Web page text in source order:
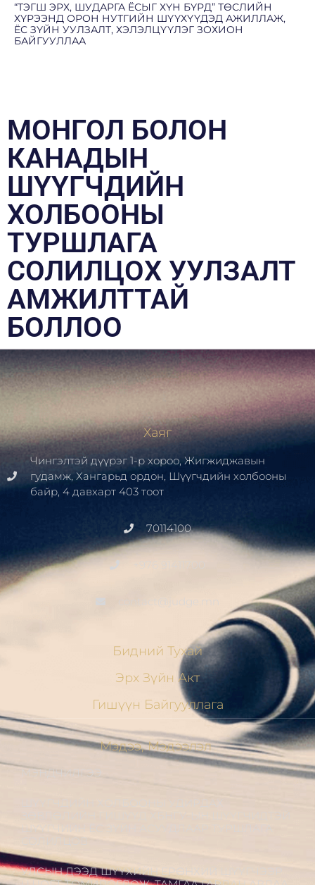
“ТЭГШ ЭРХ, ШУДАРГА ЁСЫГ ХҮН БҮРД” ТӨСЛИЙН
ХҮРЭЭНД ОРОН НУТГИЙН ШҮҮХҮҮДЭД АЖИЛЛАЖ,
ЁС ЗҮЙН УУЛЗАЛТ, ХЭЛЭЛЦҮҮЛЭГ ЗОХИОН
БАЙГУУЛЛАА
МОНГОЛ БОЛОН
КАНАДЫН
ШҮҮГЧДИЙН
ХОЛБООНЫ
ТУРШЛАГА
СОЛИЛЦОХ УУЛЗАЛТ
АМЖИЛТТАЙ
БОЛЛОО
Хаяг
Чингэлтэй дүүрэг 1-р хороо, Жигжиджавын
гудамж, Хангарьд ордон, Шүүгчдийн холбооны
байр, 4 давхарт 403 тоот
70114100
contact@judge.mn
Бидний Тухай
Эрх Зүйн Акт
Гишүүн Байгууллага
Мэдээ, Мэдээлэл
МЭНДЧИЛГЭЭ
ШҮҮГЧДИЙН ХОЛБООНЫ УДИРДАХ
СОЛИЛЦОВ
УЛСЫН ДЭЭД ШҮҮХИЙН ЕРӨНХИЙ ШҮҮГЧЭЭР